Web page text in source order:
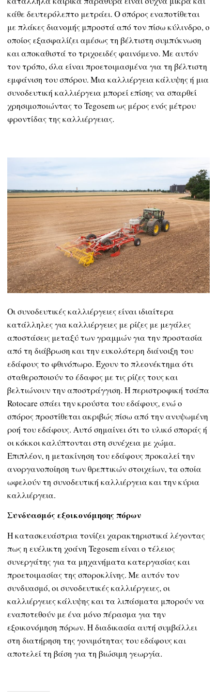
κάθε δευτερόλεπτο μετράει. Ο σπόρος εναποτίθεται
με πλάκες διανομής μπροστά από τον πίσω κύλινδρο, ο
οποίος εξασφαλίζει αμέσως τη βέλτιστη συμπύκνωση
και αποκαθιστά το τριχοειδές φαινόμενο. Με αυτόν
τον τρόπο, όλα είναι προετοιμασμένα για τη βέλτιστη
εμφάνιση του σπόρου. Μια καλλιέργεια κάλυψης ή μια
συνοδευτική καλλιέργεια μπορεί επίσης να σπαρθεί
χρησιμοποιώντας το Tegosem ως μέρος ενός μέτρου
φροντίδας της καλλιέργειας.
Οι συνοδευτικές καλλιέργειες είναι ιδιαίτερα
κατάλληλες για καλλιέργειες με ρίζες με μεγάλες
αποστάσεις μεταξύ των γραμμών για την προστασία
από τη διάβρωση και την ευκολότερη διάνοιξη του
εδάφους το φθινόπωρο. Έχουν το πλεονέκτημα ότι
σταθεροποιούν το έδαφος με τις ρίζες τους και
βελτιώνουν την αποστράγγιση. Η περιστροφική τσάπα
Rotocare σπάει την κρούστα του εδάφους, ενώ ο
σπόρος προστίθεται ακριβώς πίσω από την ανυψωμένη
ροή του εδάφους. Αυτό σημαίνει ότι το υλικό σποράς ή
οι κόκκοι καλύπτονται στη συνέχεια με χώμα.
Επιπλέον, η μετακίνηση του εδάφους προκαλεί την
ανοργανοποίηση των θρεπτικών στοιχείων, τα οποία
ωφελούν τη συνοδευτική καλλιέργεια και την κύρια
καλλιέργεια.
Συνδυασμός εξοικονόμησης πόρων
H κατασκευάστρια τονίζει χαρακτηριστικά λέγοντας
πως η ευέλικτη χοάνη Tegosem είναι ο τέλειος
συνεργάτης για τα μηχανήματα κατεργασίας και
προετοιμασίας της σποροκλίνης. Με αυτόν τον
συνδυασμό, οι συνοδευτικές καλλιέργειες, οι
καλλιέργειες κάλυψης και τα λιπάσματα μπορούν να
εναποτεθούν με ένα μόνο πέρασμα για την
εξοικονόμηση πόρων. Η διαδικασία αυτή συμβάλλει
στη διατήρηση της γονιμότητας του εδάφους και
αποτελεί τη βάση για τη βιώσιμη γεωργία.